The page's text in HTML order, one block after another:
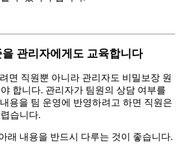
관리자에게도 교육합니다
면 직원뿐 아니라 관리자도 비밀보장 원
합니다. 관리자가 팀원의 상담 여부를
용을 팀 운영에 반영하려고 하면 직원은
습니다.
래 내용을 반드시 다루는 것이 좋습니다.